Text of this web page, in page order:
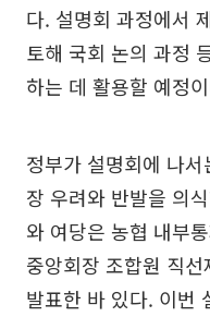
다. 설명회 과정에서
토해 국회 논의 과정
하는 데 활용할 예정
정부가 설명회에 나
장 우려와 반발을 의
와 여당은 농협 내부
중앙회장 조합원 직
발표한 바 있다. 이번